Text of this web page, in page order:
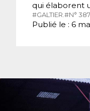
qui élaborent
#GALTIER.#N°
Publié le : 6